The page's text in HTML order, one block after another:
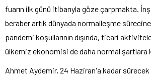
fuarın ilk günü itibarıyla göze çarpmakta.
beraber artık dünyada normalleşme
pandemi koşullarının dışında, ticari
ülkemiz ekonomisi de daha normal şartlara
Ahmet Aydemir, 24 Haziran'a kadar sürecek